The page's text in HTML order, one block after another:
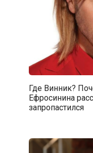
Где Винник?
Ефросинина
запропастился